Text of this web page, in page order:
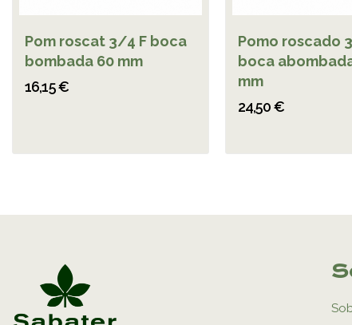
Pom roscat 3/4 F boca
bombada 60 mm
16,15 €
Pomo roscado
boca
mm
24,50 €